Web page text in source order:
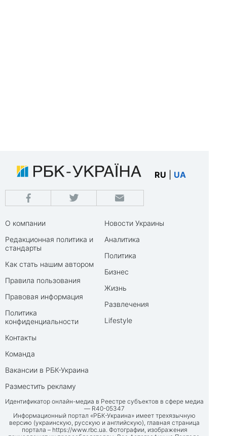
RU UA
О компании
Редакционная политика и
стандарты
Как стать нашим автором
Правила пользования
Правовая информация
Политика
конфиденциальности
Контакты
Команда
Вакансии в РБК-Украина
Разместить рекламу
Новости Украины
Аналитика
Политика
Бизнес
Жизнь
Развлечения
Lifestyle
Идентификатор онлайн-медиа в Реестре субъектов в сфере медиа
— R40-05347
Информационный портал «РБК-Украина» имеет трехязычную
версию (украинскую, русскую и английскую), главная страница
портала – https://www.rbc.ua. Фотографии, изображения